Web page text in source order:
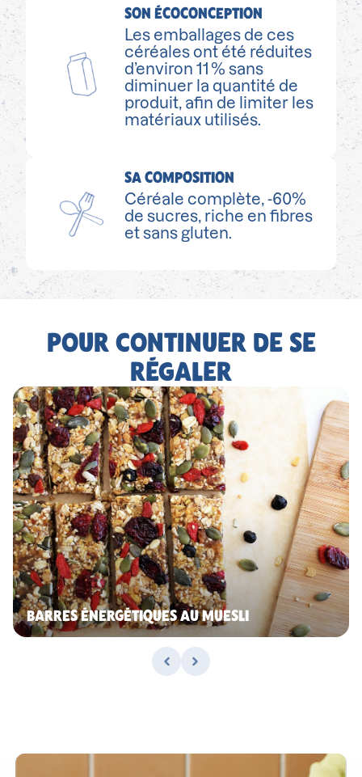
SON ÉCOCONCEPTION
Les emballages de ces
céréales ont été réduites
d’environ 11 % sans
diminuer la quantité de
produit, afin de limiter les
matériaux utilisés.
SA COMPOSITION
Céréale complète, -60%
de sucres, riche en fibres
et sans gluten.
POUR CONTINUER DE SE
RÉGALER
BARRES ÉNERGÉTIQUES AU MUESLI